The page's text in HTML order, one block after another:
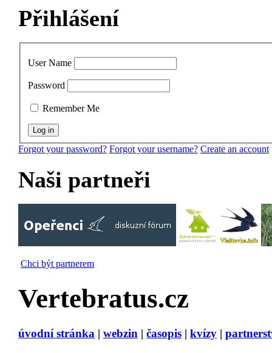
Přihlášení
User Name
Password
Remember Me
Forgot your password? Forgot your username? Create an account
Naši partneři
Chci být partnerem
Vertebratus.cz
úvodní stránka | webzin | časopis | kvízy |